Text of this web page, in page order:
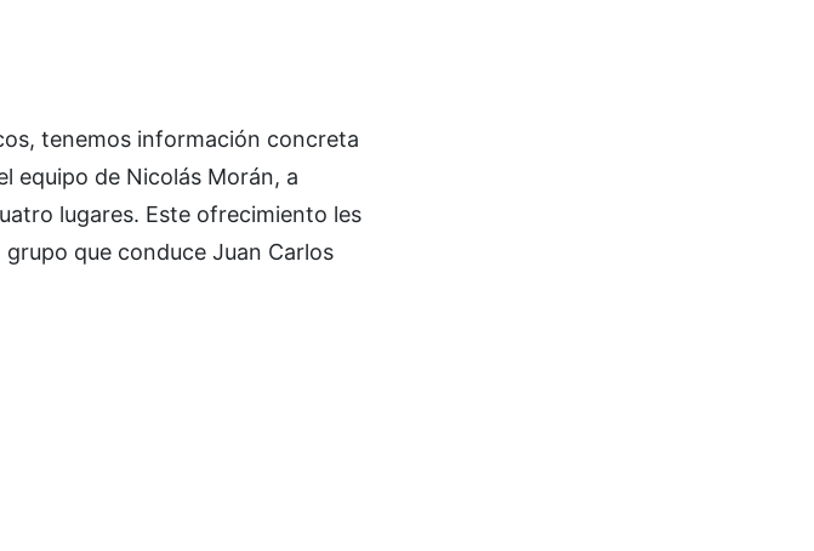
tenemos información concreta
equipo de Nicolás Morán, a
lugares. Este ofrecimiento les
que conduce Juan Carlos